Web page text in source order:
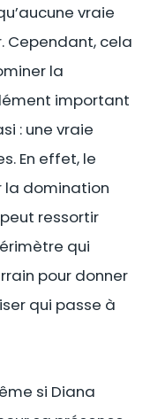
vraie
Cependant, cela
la
important
: une vraie
En effet, le
la domination
ressortir
qui
pour donner
qui passe à
si Diana